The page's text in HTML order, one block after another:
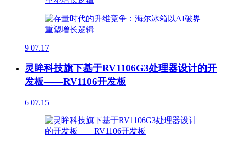
9 07.17
灵眸科技旗下基于RV1106G3处理器设计的开
发板——RV1106开发板
6 07.15